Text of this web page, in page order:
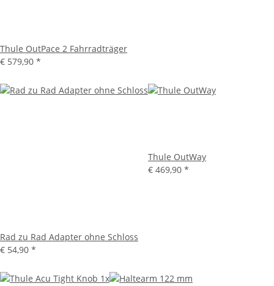
Thule OutPace 2 Fahrradträger
€ 579,90 *
Rad zu Rad Adapter ohne Schloss
€ 54,90 *
Thule OutWay
€ 469,90 *